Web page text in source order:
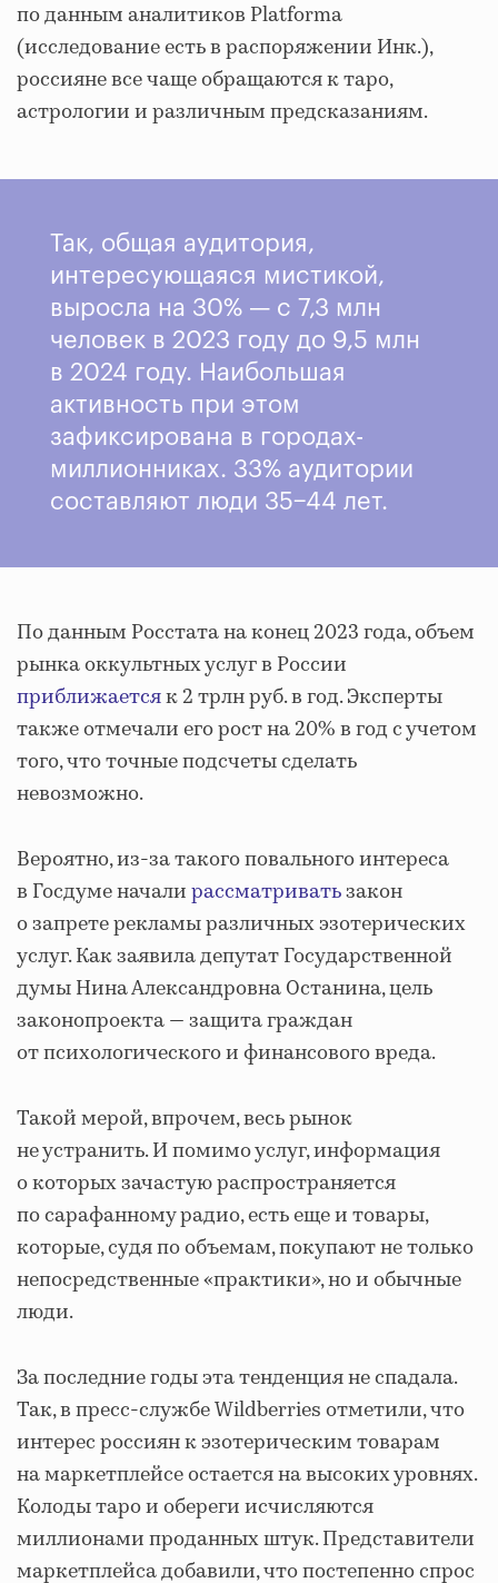
по данным аналитиков Platforma
(исследование есть в распоряжении Инк.),
россияне все чаще обращаются к таро,
астрологии и различным предсказаниям.
Так, общая аудитория,
интересующаяся мистикой,
выросла на 30% — с 7,3 млн
человек в 2023 году до 9,5 млн
в 2024 году. Наибольшая
активность при этом
зафиксирована в городах-
миллионниках. 33% аудитории
составляют люди 35−44 лет.
По данным Росстата на конец 2023 года, объем
рынка оккультных услуг в России
приближаетсяк 2 трлн руб. в год. Эксперты
также отмечали его рост на 20% в год с учетом
того, что точные подсчеты сделать
невозможно.
Вероятно, из-за такого повального интереса
в Госдуме началирассматриватьзакон
о запрете рекламы различных эзотерических
услуг. Как заявила депутат Государственной
думы Нина Александровна Останина, цель
законопроекта — защита граждан
от психологического и финансового вреда.
Такой мерой, впрочем, весь рынок
не устранить. И помимо услуг, информация
о которых зачастую распространяется
по сарафанному радио, есть еще и товары,
которые, судя по объемам, покупают не только
непосредственные «практики», но и обычные
люди.
За последние годы эта тенденция не спадала.
Так, в пресс-службе Wildberries отметили, что
интерес россиян к эзотерическим товарам
на маркетплейсе остается на высоких уровнях.
Колоды таро и обереги исчисляются
миллионами проданных штук. Представители
маркетплейса добавили, что постепенно спрос